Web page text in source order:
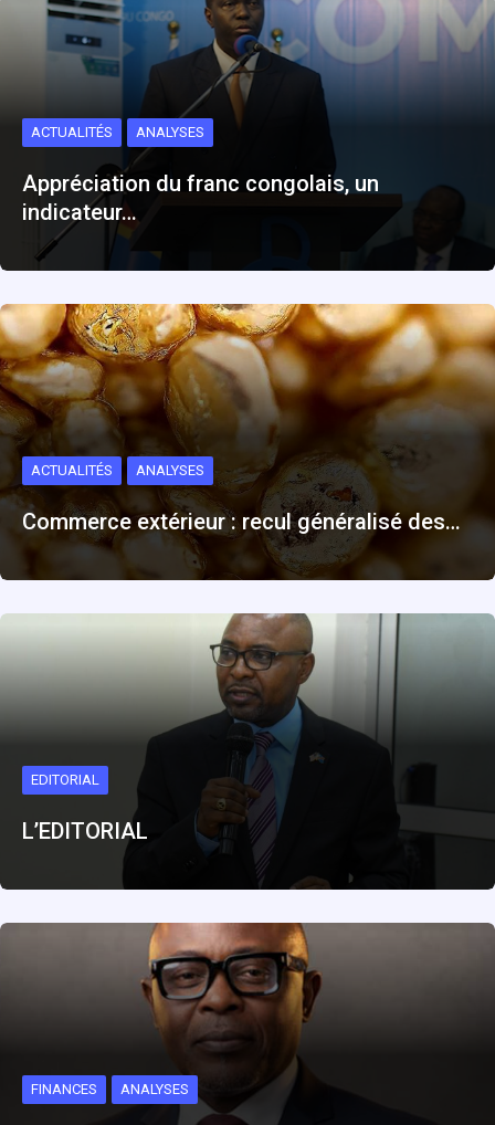
ACTUALITÉS ANALYSES
Appréciation du franc congolais, un
indicateur…
ACTUALITÉS ANALYSES
Commerce extérieur : recul généralisé des…
EDITORIAL
L’EDITORIAL
FINANCES ANALYSES